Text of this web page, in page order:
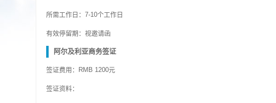
所需工作日：7-10个工作日
有效停留期：视邀请函
阿尔及利亚商务签证
签证费用：RMB 1200元
签证资料：